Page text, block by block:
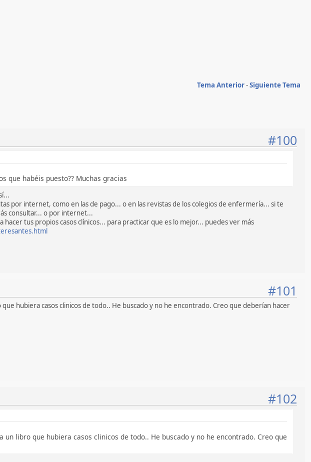
Tema Anterior-Siguiente Tema
#100
que habéis puesto?? Muchas gracias
por internet, como en las de pago... o en las revistas de los colegios de enfermería... si te
consultar... o por internet...
hacer tus propios casos clínicos... para practicar que es lo mejor... puedes ver más
#101
hubiera casos clinicos de todo.. He buscado y no he encontrado. Creo que deberían hacer
#102
libro que hubiera casos clinicos de todo.. He buscado y no he encontrado. Creo que